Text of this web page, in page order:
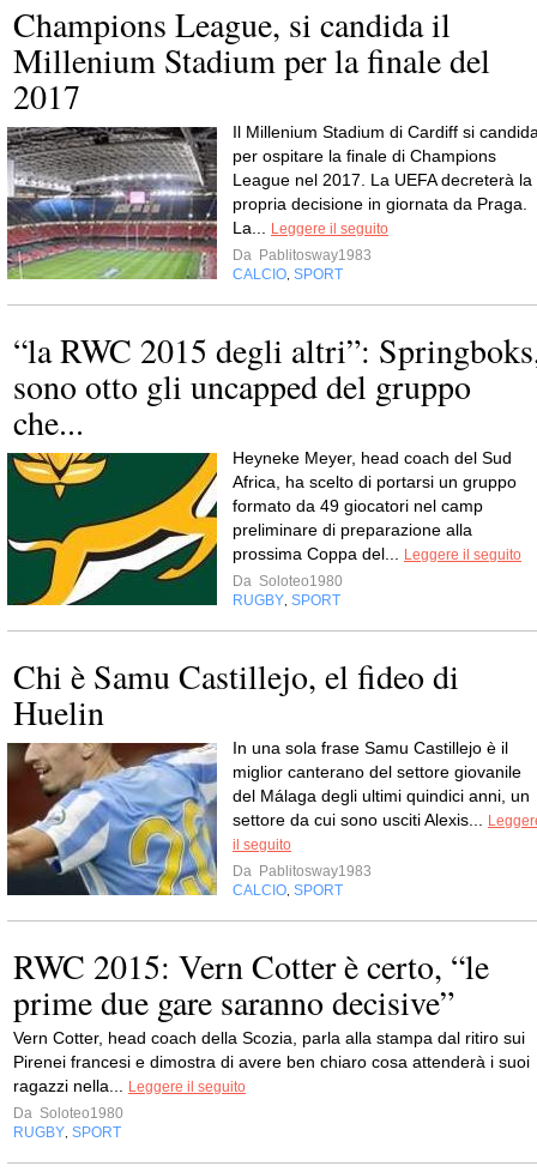
Champions League, si candida il
Millenium Stadium per la finale del
2017
Il Millenium Stadium di Cardiff si
per ospitare la finale di Champions
League nel 2017. La UEFA decreterà la
propria decisione in giornata da Praga.
La...
Leggere il seguito
Da Pablitosway1983
CALCIO SPORT
“la RWC 2015 degli altri”:
sono otto gli uncapped del gruppo
che...
Heyneke Meyer, head coach del Sud
Africa, ha scelto di portarsi un gruppo
formato da 49 giocatori nel camp
preliminare di preparazione alla
prossima Coppa del...
Leggere il seguito
Da Soloteo1980
RUGBY SPORT
Chi è Samu Castillejo, el fideo di
Huelin
In una sola frase Samu Castillejo è il
miglior canterano del settore giovanile
del Málaga degli ultimi quindici anni, un
settore da cui sono usciti Alexis...
il seguito
Da Pablitosway1983
CALCIO SPORT
RWC 2015: Vern Cotter è certo, “le
prime due gare saranno decisive”
Vern Cotter, head coach della Scozia, parla alla stampa dal ritiro sui
Pirenei francesi e dimostra di avere ben chiaro cosa attenderà i suoi
ragazzi nella...
Leggere il seguito
Da Soloteo1980
RUGBY SPORT